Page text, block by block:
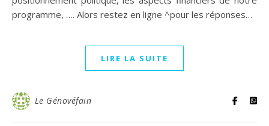
programme, …. Alors restez en ligne ^pour les réponses…
LIRE LA SUITE
Le Génovéfain